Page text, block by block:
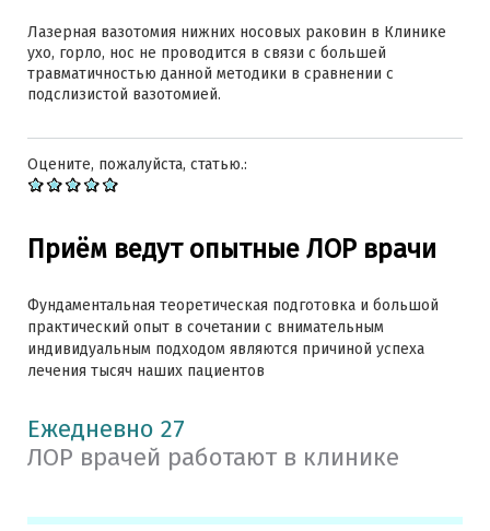
Лазерная вазотомия нижних носовых раковин в Клинике
ухо, горло, нос не проводится в связи с большей
травматичностью данной методики в сравнении с
подслизистой вазотомией.
Оцените, пожалуйста, статью.:
Приём ведут опытные ЛОР врачи
Фундаментальная теоретическая подготовка и большой
практический опыт в сочетании с внимательным
индивидуальным подходом являются причиной успеха
лечения тысяч наших пациентов
Ежедневно 27
ЛОР врачей работают в клинике